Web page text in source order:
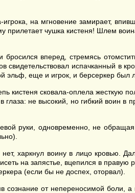
на мгновение замирает,
прилетает чушка кистеня! Шлем
вперед, стремясь
испачканный в
эльф, еще и игрок, и берсеркер был
кистеня сковала-оплела жесткую
не высокий, но гибкий воин в
руки, одновременно, не
харкнул воину в лицо кровью.
на запястье, вцепился в правую
(если бы не доспех, оторвал).
сознание от непереносимой боли,